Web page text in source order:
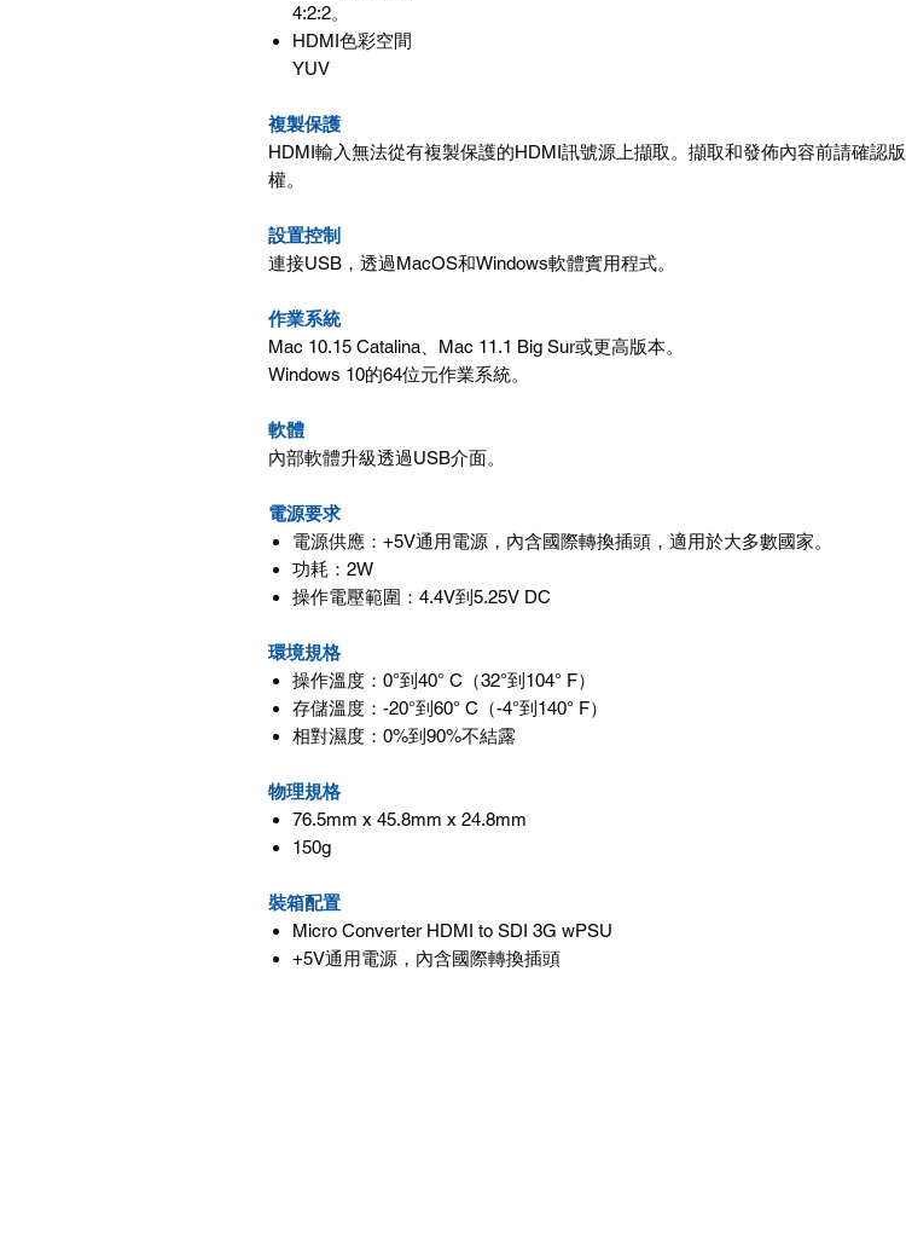
4:2:2。
HDMI色彩空間
YUV
複製保護
HDMI輸入無法從有複製保護的HDMI訊號源上擷取。擷取和發佈內容前請確認版
權。
設置控制
連接USB，透過MacOS和Windows軟體實用程式。
作業系統
Mac 10.15 Catalina、Mac 11.1 Big Sur或更高版本。
Windows 10的64位元作業系統。
軟體
內部軟體升級透過USB介面。
電源要求
電源供應：+5V通用電源，內含國際轉換插頭，適用於大多數國家。
功耗：2W
操作電壓範圍：4.4V到5.25V DC
環境規格
操作溫度：0°到40° C（32°到104° F）
存儲溫度：-20°到60° C（-4°到140° F）
相對濕度：0%到90%不結露
物理規格
76.5mm x 45.8mm x 24.8mm
150g
裝箱配置
Micro Converter HDMI to SDI 3G wPSU
+5V通用電源，內含國際轉換插頭